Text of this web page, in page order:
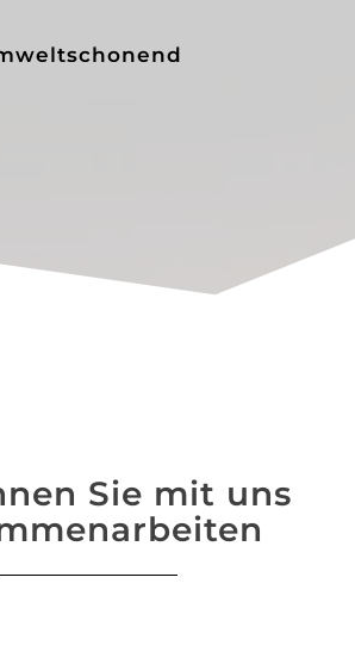
Sie mit uns